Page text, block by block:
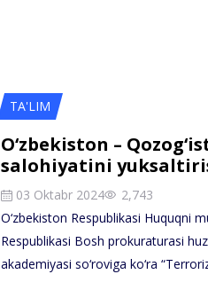
TA'LIM
O‘zbekiston –
salohiyatini
03 Oktabr 2024
2,743
O‘zbekiston Respublikasi Huquqni
Respublikasi Bosh prokuraturasi
akademiyasi so‘roviga ko‘ra